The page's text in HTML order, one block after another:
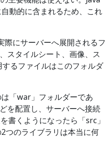
動的に含まれるため、これ
際にサーバーへ展開されるフ
スタイルシート、画像、ス
るファイルはこのフォルダ
「war」フォルダーであ
を配置し、サーバーへ接続
書くようになったら「src」
つのライブラリは本当に何